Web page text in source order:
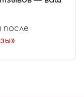
после